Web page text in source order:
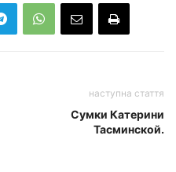
наступна стаття
Сумки Катерини
Тасминской.